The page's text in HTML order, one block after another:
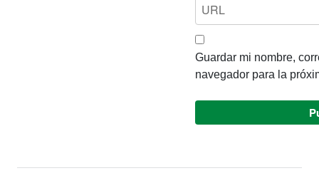
Guardar mi nombre,
navegador para la